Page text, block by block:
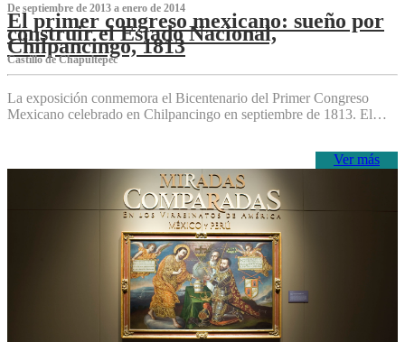
De septiembre de 2013 a enero de 2014
El primer congreso mexicano: sueño por
construir el Estado Nacional,
Chilpancingo, 1813
Castillo de Chapultepec
La exposición conmemora el Bicentenario del Primer Congreso
Mexicano celebrado en Chilpancingo en septiembre de 1813. El…
Ver más